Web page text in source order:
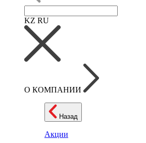
KZ RU
О КОМПАНИИ
Назад
Акции